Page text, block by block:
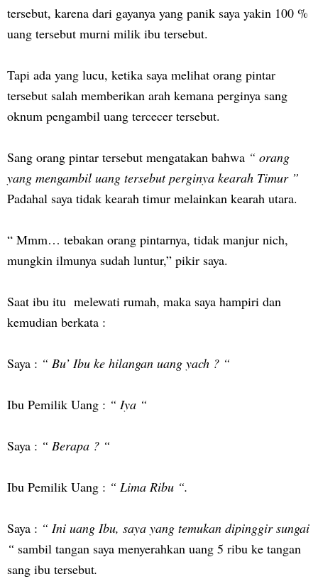
tersebut, karena dari gayanya yang panik saya yakin 100 %
uang tersebut murni milik ibu tersebut.
Tapi ada yang lucu, ketika saya melihat orang pintar
tersebut salah memberikan arah kemana perginya sang
oknum pengambil uang tercecer tersebut.
Sang orang pintar tersebut mengatakan bahwa “ orang
yang mengambil uang tersebut perginya kearah Timur ”
Padahal saya tidak kearah timur melainkan kearah utara.
“ Mmm… tebakan orang pintarnya, tidak manjur nich,
mungkin ilmunya sudah luntur,” pikir saya.
Saat ibu itu melewati rumah, maka saya hampiri dan
kemudian berkata :
Saya : “ Bu’ Ibu ke hilangan uang yach ? “
Ibu Pemilik Uang : “ Iya “
Saya : “ Berapa ? “
Ibu Pemilik Uang : “ Lima Ribu “.
Saya : “ Ini uang Ibu, saya yang temukan dipinggir sungai
“ sambil tangan saya menyerahkan uang 5 ribu ke tangan
sang ibu tersebut.